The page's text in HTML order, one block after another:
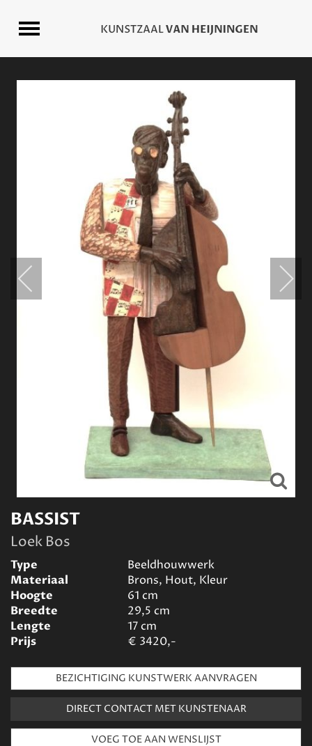
BASSIST
Loek Bos
Type
Beeldhouwwerk
Materiaal
Brons, Hout, Kleur
Hoogte
61 cm
Breedte
29,5 cm
Lengte
17cm
Prijs
€ 3420,-
BEZICHTIGING KUNSTWERK AANVRAGEN
DIRECT CONTACT MET KUNSTENAAR